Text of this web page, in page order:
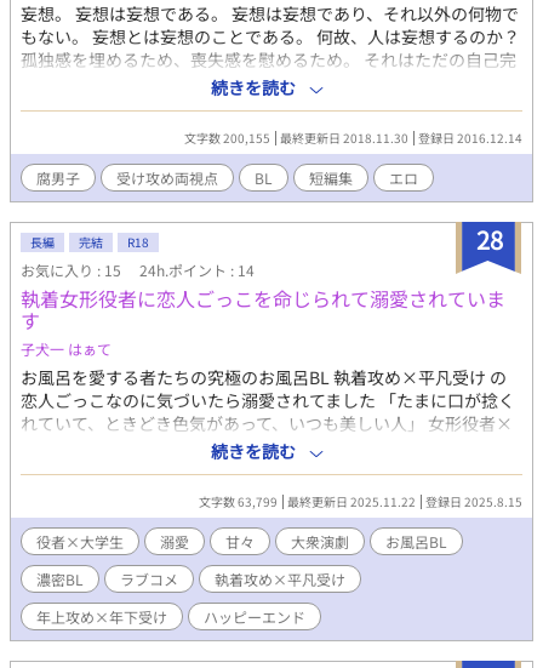
妄想。 妄想は妄想である。 妄想は妄想であり、それ以外の何物で
もない。 妄想とは妄想のことである。 何故、人は妄想するのか？
孤独感を埋めるため、喪失感を慰めるため。 それはただの自己完
結。 快楽を得るため、幸福感を感じるため。 それはただの自己満
足。 未来に想いを馳せるため、過去の過ちから目を背けるため。
それはただの自己逃避。 自己完結、自己満足、自己逃避。 すべて
は自分のために妄想する。 そこに他人が介入する余地はない。 ひ
とりで、一人だけで独りっきりで収まっている。 内向きである。
外に向くこともなく誰にも止められず、妄想はひとつの個体の中
であらぬ方向へとはばたいていく。 妄想。 妄想は妄想である。 ー
ーーーーーーーーー エロいだけの短編集。 BでLな腐りきった妄想
を超不定期に投稿していこうと思います。 不勉強ゆえ、変な描写
やおかしな所もあるとは思いますが、よろしくお願いします。 リ
クエストは随時受け付けております。 感想に送ってくだされば、
私の萌えと性癖と趣味嗜好によって採用いたします。 風呂/部活/
ライバル/乳首責め/家庭教師/保健体育/フェラ/痴漢/男の娘/バイ/
放送室/放送/修学旅行/夜這い/キス/片想い/両想い/彼氏/勉強会/ご
褒美/オナニー/いちゃラブ/プール/更衣室/高校生/寮/同室/朝勃ち/
迷子/ラブホ/確信犯/卒業旅行/温泉/大浴場/浴衣/マンネリ化解消/
バイブ/耳舐め/戦国時代/水泳/流れで/夏。/両片想い/林間学校/テ
ント/義兄弟/厨二病/屋上/先輩/銀杏/恋愛要素あり/ハッピーエン
ド/執事×お坊っちゃま/ショタ受け/精通/海/岩場/襲い受け/ディー
プキス/青姦/試着室/鏡/声抑える/おねだり/体育/体操服/着衣/汗/ト
イレ/変態/絆創膏/引っ越し/お礼/童貞/DO☆GE☆ZA/アナニー/方
言/大学生/先輩の家/手コキ/体育倉庫/強引に/乳首舐め/美術部/後
輩攻め/スケッチブック/授業中/銭湯/おじさん×ショタ/純粋/腐友
達/家/宅急便/口内射精/精飲/先生×生徒/教卓/放課後/教室/補習/誘
い受け/くぱぁ/隣人/ネット/幽霊/生徒会/生徒会長×役員/噂/カラ
オケ/マイク/コンビニ/口止め/店長/骨折/オナ禁/患者×看護師/顔
続きを読む
文字数 200,155 最終更新日 2018.11.30 登録日 2016.12.14
腐男子 受け攻め両視点 BL 短編集 エロ
28
長編 完結 R18
お気に入り : 15 24h.ポイント : 14
執着女形役者に恋人ごっこを命じられて溺愛されていま
す
子犬一 はぁて
お風呂を愛する者たちの究極のお風呂BL 執着攻め×平凡受け の
恋人ごっこなのに気づいたら溺愛されてました 「たまに口が捻く
れていて、ときどき色気があって、いつも美しい人」 女形役者×
旅館アルバイト大学生が繰り広げる恋愛道中。 ある日、旅館で
働く大学生の萬巳 保（20）がいつものように大風呂の掃除に向
かうとそこには美人な女性が！？ 実はその女性──大衆演
劇の花形の男性役者だった。 峰山幸太郎(25)と名乗る美形の長
髪の男は今回の保の失態に対してそれを許すかわりに交換条件を
突きつける。 ｢お前、俺の下僕になれ｣ 大衆演劇の公演の手伝い
や、峰山の身の回りの世話を任された保はてんやわんやな日々に
巻き込まれていく。 そして峰山は恐ろしいほどに執着心が強
く、保にあれしろこれしろと命令してくる日々。大人なくせにガ
続きを読む
文字数 63,799 最終更新日 2025.11.22 登録日 2025.8.15
役者×大学生 溺愛 甘々 大衆演劇
お風呂BL
濃密BL
ラブコメ
執着攻め×平凡受け
年上攻め×年下受け
ハッピーエンド